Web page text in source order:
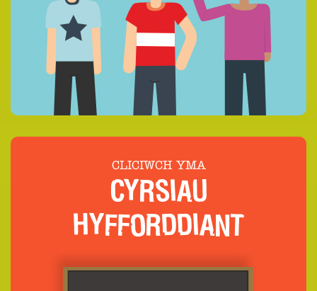
CLICIWCH YMA
CYRSIAU
HYFFORDDIANT